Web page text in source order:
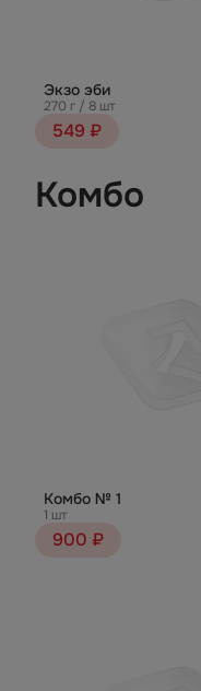
Экзо эби
270 г / 8 шт
549 ₽
Комбо
Комбо № 1
1 шт
900 ₽